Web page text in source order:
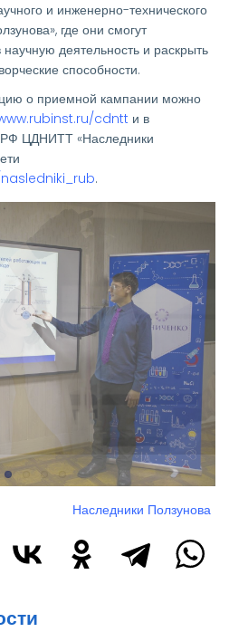
и инженерно-технического
где они смогут
деятельность и раскрыть
способности.
о приемной кампании можно
cdntt и в
ЦДНИТТ «Наследники
.
Наследники Ползунова